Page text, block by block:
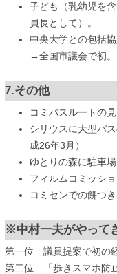
子ども（乳幼児を
員長として）。
中央大学との包括
→全国市議会で初。
7.その他
コミバスルートの
シリウスに大型バ
成26年3月）
ゆとりの森に駐車
フィルムコミッシ
コミセンでの餅つ
※中村一夫がやって
第一位 議員提案で初の
第二位 「歩きスマホ防